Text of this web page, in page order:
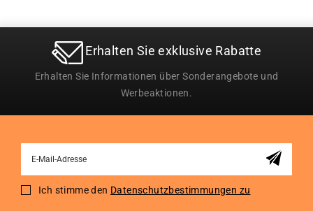
Erhalten Sie exklusive Rabatte
Erhalten Sie Informationen über Sonderangebote und
Werbeaktionen.
for
Ich stimme den Datenschutzbestimmungen zu